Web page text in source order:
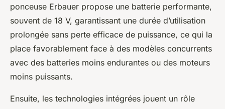
ponceuse Erbauer propose une batterie performante,
souvent de 18 V, garantissant une durée d’utilisation
prolongée sans perte efficace de puissance, ce qui la
place favorablement face à des modèles concurrents
avec des batteries moins endurantes ou des moteurs
moins puissants.
Ensuite, les technologies intégrées jouent un rôle